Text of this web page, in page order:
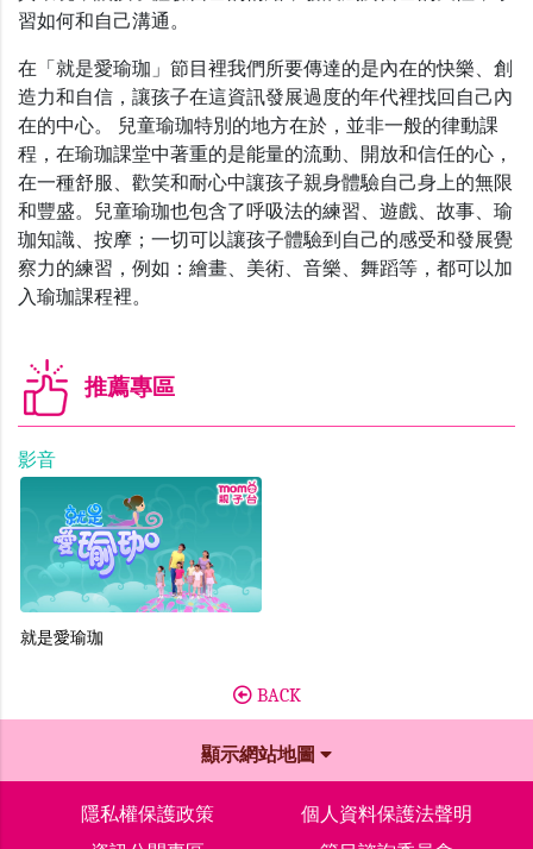
習如何和自己溝通。
在「就是愛瑜珈」節目裡我們所要傳達的是內在的快樂、創
造力和自信，讓孩子在這資訊發展過度的年代裡找回自己內
在的中心。 兒童瑜珈特別的地方在於，並非一般的律動課
程，在瑜珈課堂中著重的是能量的流動、開放和信任的心，
在一種舒服、歡笑和耐心中讓孩子親身體驗自己身上的無限
和豐盛。兒童瑜珈也包含了呼吸法的練習、遊戲、故事、瑜
珈知識、按摩；一切可以讓孩子體驗到自己的感受和發展覺
察力的練習，例如：繪畫、美術、音樂、舞蹈等，都可以加
入瑜珈課程裡。
推薦專區
影音
就是愛瑜珈
BACK
顯示網站地圖
隱私權保護政策
個人資料保護法聲明